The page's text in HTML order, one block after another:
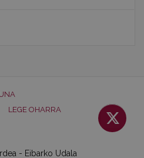
LEGE OHARRA
- Eibarko Udala